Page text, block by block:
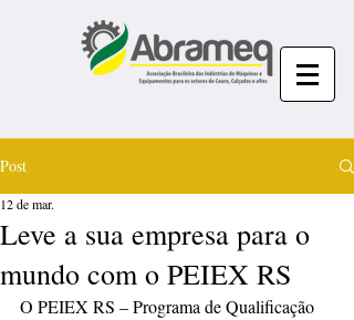
Post
Leve a sua empresa para o
mundo com o PEIEX RS
12 de mar.
O PEIEX RS – Programa de Qualificação